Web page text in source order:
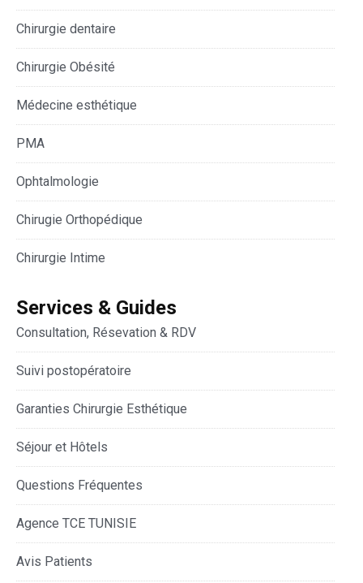
Chirurgie dentaire
Chirurgie Obésité
Médecine esthétique
PMA
Ophtalmologie
Chirugie Orthopédique
Chirurgie Intime
Services & Guides
Consultation, Résevation & RDV
Suivi postopératoire
Garanties Chirurgie Esthétique
Séjour et Hôtels
Questions Fréquentes
Agence TCE TUNISIE
Avis Patients